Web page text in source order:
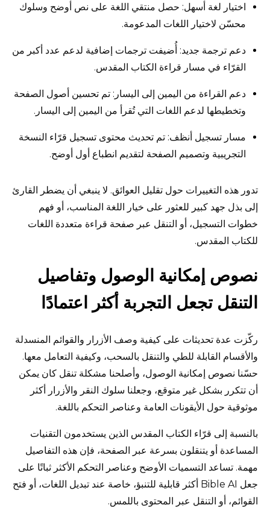
اختيار لغة أسهل: حصل منتقي اللغة على نص أوضح وسلوك
محسّن لاختيار اللغات المدعومة.
دعم ترجمة جديد: أُضيفت ترجمات إضافية لدعم عدد أكبر من
القرّاء في مسار قراءة الكتاب المقدس.
دعم القراءة من اليمين إلى اليسار: تم تحسين أصول الصفحة
وتخطيطها لدعم اللغات التي تُقرأ من اليمين إلى اليسار.
مسار تسجيل أنظف: تم تحديث محتوى تسجيل قرّاء النسخة
التجريبية وتصميم الصفحة لتقديم انطباع أول أوضح.
تدور هذه التغييرات حول تقليل العوائق. لا ينبغي أن يضطر القارئ
إلى بذل جهد كبير للعثور على خيار اللغة المناسب، أو فهم
خطوات التسجيل، أو التنقل عبر صفحة قراءة متعددة اللغات
للكتاب المقدس.
نصوص إمكانية الوصول وتفاصيل
التنقل تجعل التجربة أكثر اعتمادًا
ركّزت عدة تحديثات على كيفية وصف الأزرار والقوائم المنسدلة
والأقسام القابلة للطي والتنقل بالسحب، وكيفية التعامل معها.
حسّنا نصوص إمكانية الوصول، وأصلحنا مشكلة تنقل كان يمكن
أن تتكرر بشكل غير متوقع، وجعلنا سلوك النقر والأزرار أكثر
موثوقية حول الأيقونات العامة وعناصر التحكم باللغة.
بالنسبة إلى قرّاء الكتاب المقدس الذين يستخدمون التقنيات
المساعدة أو يتنقلون بسرعة عبر الصفحة، فإن هذه التفاصيل
مهمة. تساعد التسميات الأوضح وعناصر التحكم الأكثر ثباتًا على
جعل Bible AI أكثر قابلية للتنبؤ، خاصة عند تبديل اللغات، أو فتح
القوائم، أو التنقل عبر المحتوى باللمس.